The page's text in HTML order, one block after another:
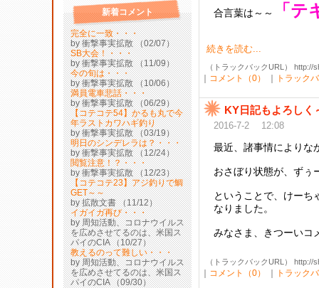
新着コメント
完全に一致・・・
by 衝撃事実拡散 （02/07）
SB大会！・・・
by 衝撃事実拡散 （11/09）
今の旬は・・・
by 衝撃事実拡散 （10/06）
満員電車悲話・・・
by 衝撃事実拡散 （06/29）
【コテコテ54】かるも丸で今
年ラストカワハギ釣り
by 衝撃事実拡散 （03/19）
明日のシンデレラは？・・・
by 衝撃事実拡散 （12/24）
閲覧注意！？・・・
by 衝撃事実拡散 （12/23）
【コテコテ23】アジ釣りで鯛
GET～～
by 拡散文書 （11/12）
イガイガ再び・・・
by 周知活動、コロナウイルス
を広めさせてるのは、米国ス
パイのCIA （10/27）
教えるのって難しい・・・
by 周知活動、コロナウイルス
を広めさせてるのは、米国ス
パイのCIA （09/30）
合言葉は～～ 「
続きを読む...
（トラックバックURL）
コメント（0） トラック
KY日記もよろしく
2016-7-2 12:08
最近、諸事情によりな
おさぼり状態が、ずぅ
ということで、けーち
なりました。
みなさま、きつーいコ
（トラックバックURL）
コメント（0） トラック